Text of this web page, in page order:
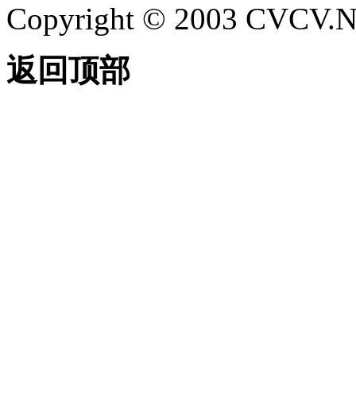
Copyright © 2003
返回顶部